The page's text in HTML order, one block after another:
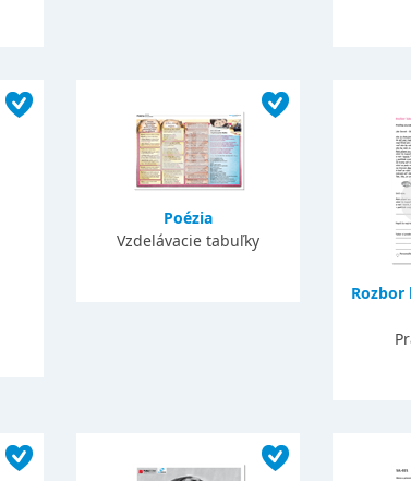
Poézia
Vzdelávacie tabuľky
Rozbor